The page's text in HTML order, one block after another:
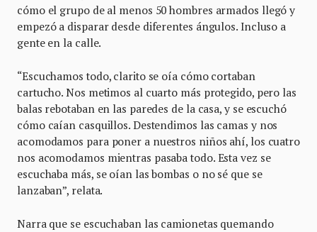
cómo el grupo de al menos 50 hombres armados llegó y
empezó a disparar desde diferentes ángulos. Incluso a
gente en la calle.
“Escuchamos todo, clarito se oía cómo cortaban
cartucho. Nos metimos al cuarto más protegido, pero las
balas rebotaban en las paredes de la casa, y se escuchó
cómo caían casquillos. Destendimos las camas y nos
acomodamos para poner a nuestros niños ahí, los cuatro
nos acomodamos mientras pasaba todo. Esta vez se
escuchaba más, se oían las bombas o no sé que se
lanzaban”, relata.
Narra que se escuchaban las camionetas quemando